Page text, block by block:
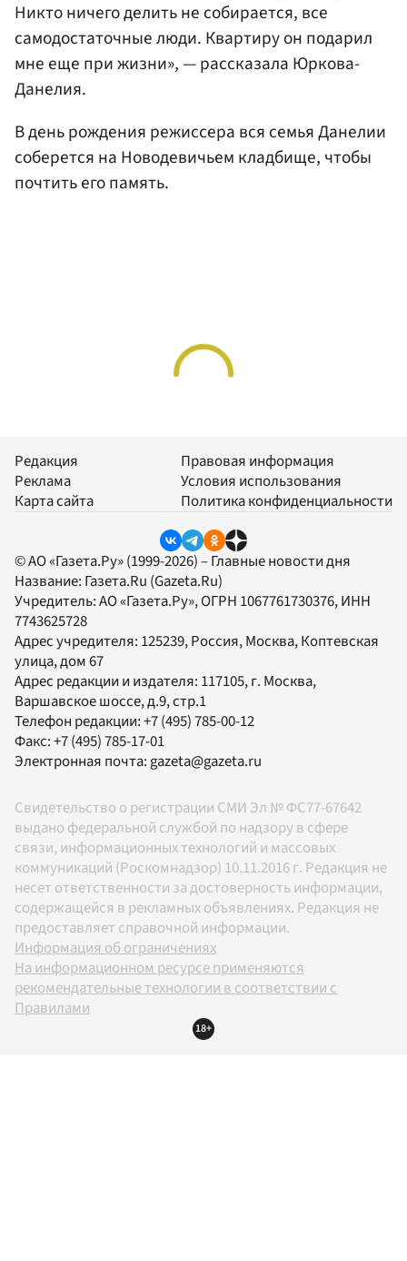
Никто ничего делить не собирается, все
самодостаточные люди. Квартиру он подарил
мне еще при жизни», — рассказала Юркова-
Данелия.
В день рождения режиссера вся семья Данелии
соберется на Новодевичьем кладбище, чтобы
почтить его память.
Редакция
Реклама
Карта сайта
Правовая информация
Условия использования
Политика конфиденциальности
© АО «Газета.Ру» (1999-2026) – Главные новости дня
Название: Газета.Ru (Gazeta.Ru)
Учредитель:АО «Газета.Ру», ОГРН 1067761730376, ИНН
7743625728
Адрес учредителя: 125239, Россия, Москва, Коптевская
улица, дом 67
Адрес редакции и издателя: 117105, г. Москва,
Варшавское шоссе, д.9, стр.1
Телефон редакции:+7 (495) 785-00-12
Факс:+7 (495) 785-17-01
Электронная почта: gazeta@gazeta.ru
Свидетельство о регистрации СМИ Эл № ФС77-67642
выдано федеральной службой по надзору в сфере
связи, информационных технологий и массовых
коммуникаций (Роскомнадзор) 10.11.2016 г. Редакция не
несет ответственности за достоверность информации,
содержащейся в рекламных объявлениях. Редакция не
предоставляет справочной информации.
Информация об ограничениях
На информационном ресурсе применяются
рекомендательные технологии в соответствии с
Правилами
18+